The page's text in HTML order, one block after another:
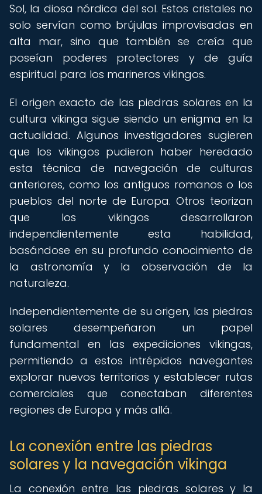
Sol, la diosa nórdica del sol. Estos cristales no
solo servían como brújulas improvisadas en
alta mar, sino que también se creía que
poseían poderes protectores y de guía
espiritual para los marineros vikingos.
El origen exacto de las piedras solares en la
cultura vikinga sigue siendo un enigma en la
actualidad. Algunos investigadores sugieren
que los vikingos pudieron haber heredado
esta técnica de navegación de culturas
anteriores, como los antiguos romanos o los
pueblos del norte de Europa. Otros teorizan
que los vikingos desarrollaron
independientemente esta habilidad,
basándose en su profundo conocimiento de
la astronomía y la observación de la
naturaleza.
Independientemente de su origen, las piedras
solares desempeñaron un papel
fundamental en las expediciones vikingas,
permitiendo a estos intrépidos navegantes
explorar nuevos territorios y establecer rutas
comerciales que conectaban diferentes
regiones de Europa y más allá.
La conexión entre las piedras
solares y la navegación vikinga
La conexión entre las piedras solares y la